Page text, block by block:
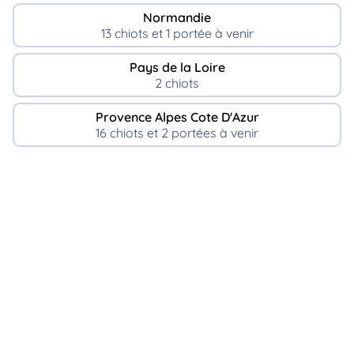
Normandie
13 chiots et 1 portée à venir
Pays de la Loire
2 chiots
Provence Alpes Cote D'Azur
16 chiots et 2 portées à venir